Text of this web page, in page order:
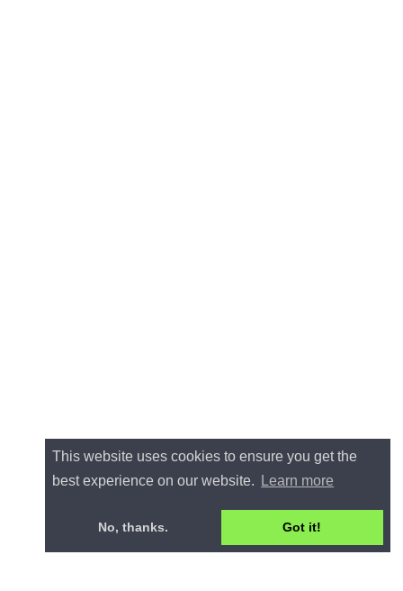
This website uses cookies to ensure you get the
best experience on our website.
Learn more
No, thanks. Got it!